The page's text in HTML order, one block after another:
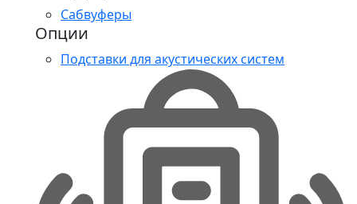
Сабвуферы
Опции
Подставки для акустических систем